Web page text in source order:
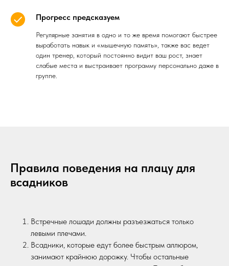
Прогресс предсказуем
Регулярные занятия в одно и то же время помогают быстрее
выработать навык и «мышечную память», также вас ведет
один тренер, который постоянно видит ваш рост, знает
слабые места и выстраивает программу персонально даже в
группе.
Правила поведения на плацу для
всадников
Встречные лошади должны разъезжаться только
левыми плечами.
Всадники, которые едут более быстрым аллюром,
занимают крайнюю дорожку. Чтобы остальные